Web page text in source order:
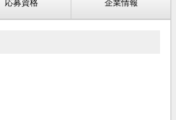
応募資格 企業情報